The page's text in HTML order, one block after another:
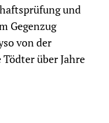
und
Gegenzug
von der
über Jahre